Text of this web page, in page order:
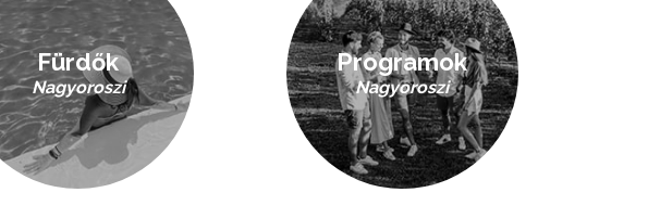
Fürdők
Nagyoroszi
Programok
Nagyoroszi